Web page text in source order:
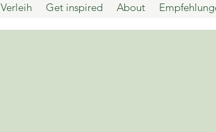
Verleih Get inspired About